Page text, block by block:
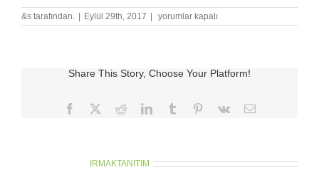
&s tarafından. Eylül 29th, 2017
Schneider
Dynamix
yorumlar kapalı
Share This Story, Choose Your Platform!
Facebook RedditLinkedInTumblr Pinterest
Vk
E-
IRMAKTANITIM